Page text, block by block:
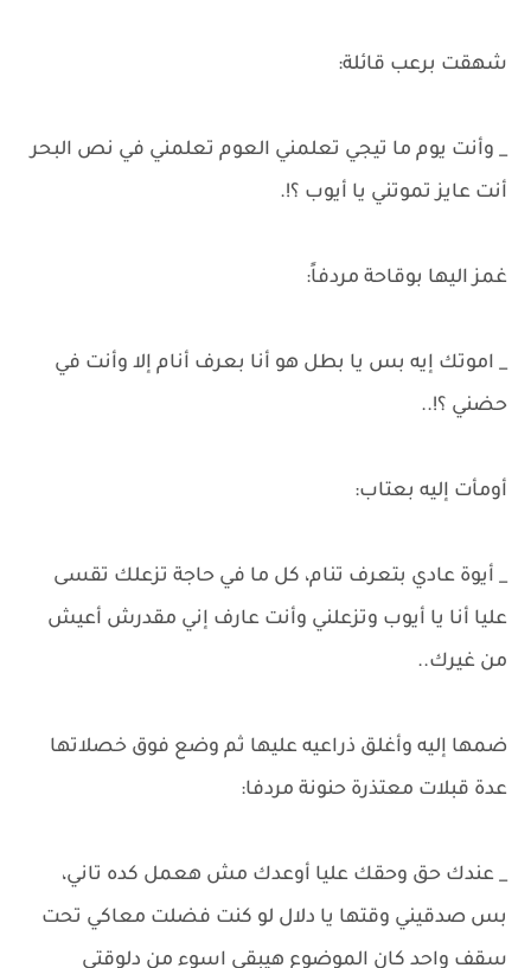
شهقت برعب قائلة:
_ وأنت يوم ما تيجي تعلمني العوم تعلمني في نص البحر
أنت عايز تموتني يا أيوب ؟!.
غمز اليها بوقاحة مردفاً:
_ اموتك إيه بس يا بطل هو أنا بعرف أنام إلا وأنت في
حضني ؟!..
أومأت إليه بعتاب:
_ أيوة عادي بتعرف تنام، كل ما في حاجة تزعلك تقسى
عليا أنا يا أيوب وتزعلني وأنت عارف إني مقدرش أعيش
من غيرك..
ضمها إليه وأغلق ذراعيه عليها ثم وضع فوق خصلاتها
عدة قبلات معتذرة حنونة مردفا:
_ عندك حق وحقك عليا أوعدك مش هعمل كده تاني،
بس صدقيني وقتها يا دلال لو كنت فضلت معاكي تحت
سقف واحد كان الموضوع هيبقى اسوء من دلوقتي